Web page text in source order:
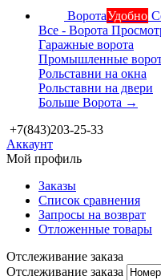
ВоротаУдобно
Все - Ворота
Гаражные ворота
Промышленные
Рольставни на окна
Рольставни на двери
Больше Ворота →
+7(843)203-25-33
Аккаунт
Мой профиль
Заказы
Список сравнения
Запросы на возврат
Отложенные товары
Отслеживание заказа
Отслеживание заказа